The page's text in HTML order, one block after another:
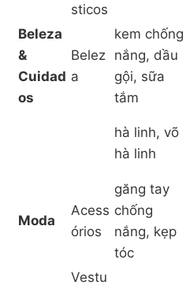
sticos
Beleza
&
Cuidad
os
Belez
a
kem chống
nắng, dầu
gội, sữa
tắm
hà linh, võ
hà linh
Moda
Acess
órios
găng tay
chống
nắng, kẹp
tóc
Vestu